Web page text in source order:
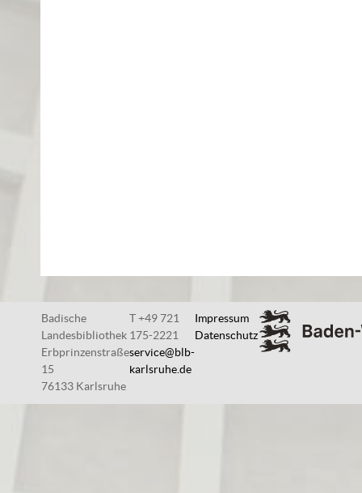
Badische
Landesbibliothek
Erbprinzenstraße
15
76133 Karlsruhe
T +49 721
175-2221
service@blb-
karlsruhe.de
Impressum
Datenschutz